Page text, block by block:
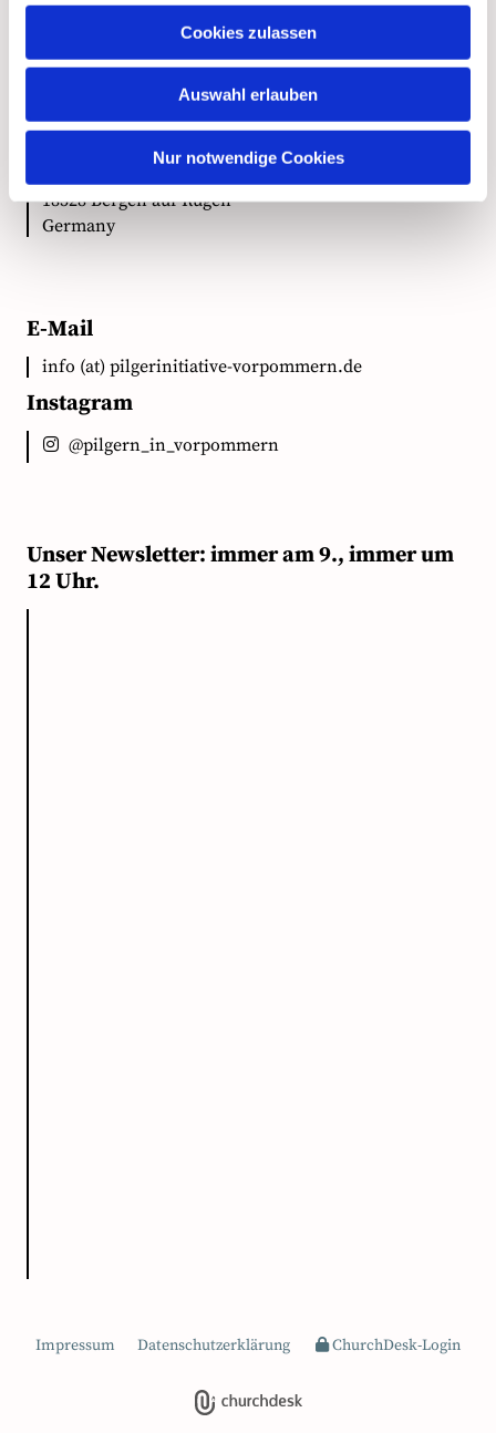
Cookies zulassen
Auswahl erlauben
Nur notwendige Cookies
Ökumenische Pilgerinitiative Vorpommern e.V.
18528 Bergen auf Rügen
Germany
E-Mail
info (at) pilgerinitiative-vorpommern.de
Instagram
@pilgern_in_vorpommern
Unser Newsletter: immer am 9., immer um
12 Uhr.
Impressum Datenschutzerklärung ChurchDesk-Login